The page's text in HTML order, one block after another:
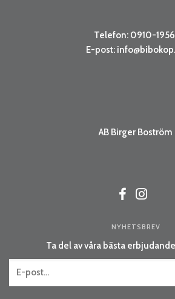
Telefon: 0910-
E-post:
AB Birger Boström
NYHETSBREV
Ta del av våra bästa